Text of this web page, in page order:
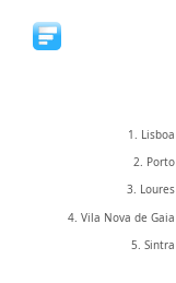
1. Lisboa
2. Porto
3. Loures
4. Vila Nova de Gaia
5. Sintra